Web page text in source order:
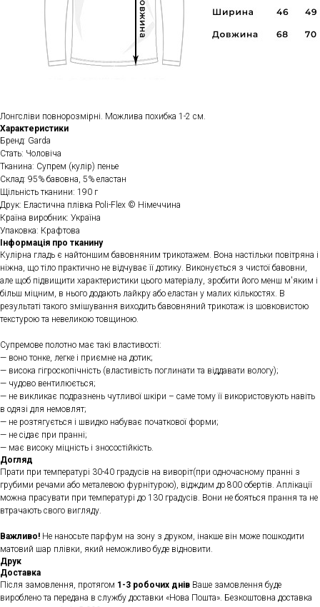
Лонгсліви повнорозмірні. Можлива похибка 1-2 см.
Характеристики
Бренд: Garda
Стать: Чоловіча
Тканина: Супрем (кулір) пенье
Склад: 95% бавовна, 5% еластан
Щільність тканини: 190 г
Друк: Еластична плівка Poli-Flex © Німеччина
Країна виробник: Україна
Упаковка: Крафтова
Інформація про тканину
Кулірна гладь є найтоншим бавовняним трикотажем. Вона настільки повітряна і
ніжна, що тіло практично не відчуває її дотику. Виконується з чистої бавовни,
але щоб підвищити характеристики цього матеріалу, зробити його менш м'яким і
більш міцним, в нього додають лайкру або еластан у малих кількостях. В
результаті такого змішування виходить бавовняний трикотаж із шовковистою
текстурою та невеликою товщиною.
Супремове полотно має такі властивості:
— воно тонке, легке і приємне на дотик;
— висока гігроскопічність (властивість поглинати та віддавати вологу);
— чудово вентилюється;
— не викликає подразнень чутливої ​​шкіри – саме тому її використовують навіть
в одязі для немовлят;
— не розтягується і швидко набуває початкової форми;
— не сідає при пранні;
— має високу міцність і зносостійкість.
Догляд
Прати при температурі 30-40 градусів на виворіт(при одночасному пранні з
грубими речами або металевою фурнітурою), відждим до 800 обертів. Аплікації
можна прасувати при температурі до 130 градусів. Вони не бояться прання та не
втрачають свого вигляду.
Важливо! Не наносьте парфум на зону з друком, інакше він може пошкодити
матовий шар плівки, який неможливо буде відновити.
Друк
Доставка
Після замовлення, протягом 1-3 робочих днів Ваше замовлення буде
вироблено та передана в службу доставки «Нова Пошта». Безкоштовна доставка